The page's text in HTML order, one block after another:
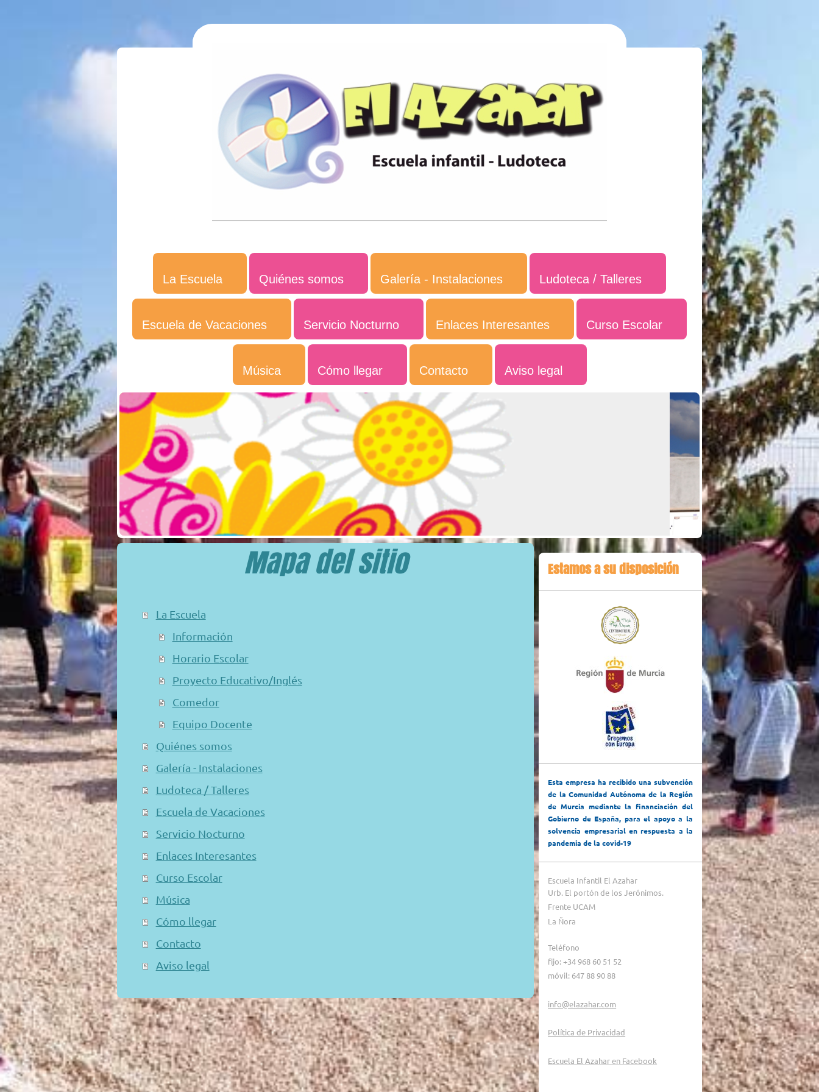
La Escuela Quiénes somos Galería - Instalaciones Ludoteca / Talleres
Escuela de Vacaciones Servicio Nocturno Enlaces Interesantes Curso Escolar
Música Cómo llegar Contacto Aviso legal
Mapa del sitio
La Escuela
Información
Horario Escolar
Proyecto Educativo/Inglés
Comedor
Equipo Docente
Quiénes somos
Galería - Instalaciones
Ludoteca / Talleres
Escuela de Vacaciones
Servicio Nocturno
Enlaces Interesantes
Curso Escolar
Música
Cómo llegar
Contacto
Aviso legal
Estamos a su disposición
Esta empresa ha recibido una subvención
de la Comunidad Autónoma de la Región
de Murcia mediante la financiación del
Gobierno de España, para el apoyo a la
solvencia empresarial en respuesta a la
pandemia de la covid-19
Escuela Infantil El Azahar
Urb. El portón de los Jerónimos.
Frente UCAM
La Ñora
Teléfono
fijo: +34 968 60 51 52
móvil: 647 88 90 88
info@elazahar.com
Política de Privacidad
Escuela El Azahar en Facebook